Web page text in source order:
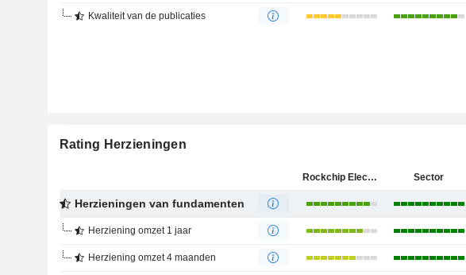
Kwaliteit van de publicaties
Rating Herzieningen
Rockchip Electronics Co., Ltd. Sector
Herzieningen van fundamenten
Herziening omzet 1 jaar
Herziening omzet 4 maanden